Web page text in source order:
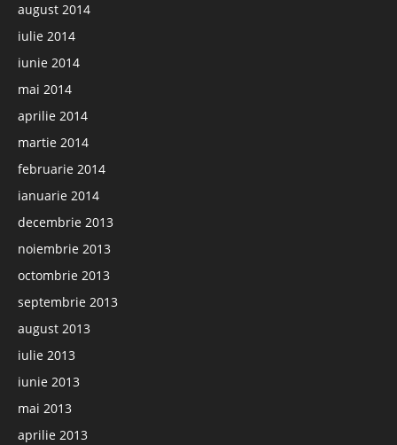
august 2014
iulie 2014
iunie 2014
mai 2014
aprilie 2014
martie 2014
februarie 2014
ianuarie 2014
decembrie 2013
noiembrie 2013
octombrie 2013
septembrie 2013
august 2013
iulie 2013
iunie 2013
mai 2013
aprilie 2013